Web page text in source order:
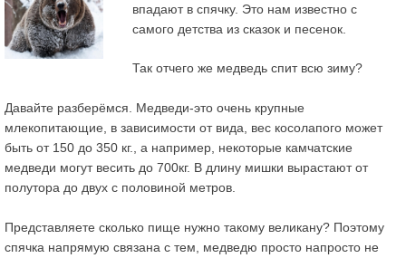
впадают в спячку. Это нам известно с
самого детства из сказок и песенок.
Так отчего же медведь спит всю зиму?
Давайте разберёмся. Медведи-это очень крупные
млекопитающие, в зависимости от вида, вес косолапого может
быть от 150 до 350 кг., а например, некоторые камчатские
медведи могут весить до 700кг. В длину мишки вырастают от
полутора до двух с половиной метров.
Представляете сколько пище нужно такому великану? Поэтому
спячка напрямую связана с тем, медведю просто напросто не